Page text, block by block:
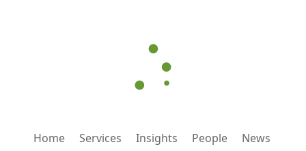
Home Services Insights People News